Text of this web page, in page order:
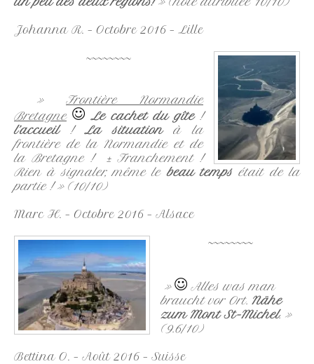
Johanna R. – Octobre 2016 – Lille
~~~~~~~~
» Frontière Normandie
Bretagne
Le cachet du gîte!
l’accueil!La situationà la
frontière de la Normandie et de
la Bretagne ! ± Franchement !
Rien à signaler, même lebeau temps était de la
partie !» (10/10)
Marc H. – Octobre 2016 – Alsace
~~~~~~~~
»
Alles was man
braucht vor Ort. Nähe
zum Mont St-Michel. »
(9.6/10)
Bettina O. – Août 2016 – Suisse